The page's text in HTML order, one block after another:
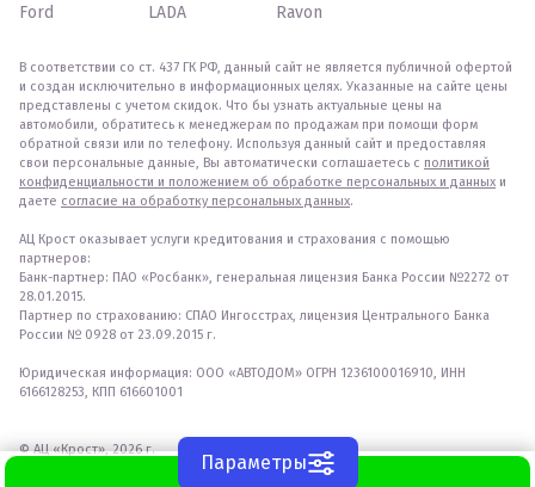
Ford
LADA
Ravon
В соответствии со ст. 437 ГК РФ, данный сайт не является публичной офертой
и создан исключительно в информационных целях. Указанные на сайте цены
представлены с учетом скидок. Что бы узнать актуальные цены на
автомобили, обратитесь к менеджерам по продажам при помощи форм
обратной связи или по телефону. Используя данный сайт и предоставляя
свои персональные данные, Вы автоматически соглашаетесь с политикой
конфиденциальности и положением об обработке персональных и данных и
даете согласие на обработку персональных данных.
АЦ Крост оказывает услуги кредитования и страхования с помощью
партнеров:
Банк-партнер: ПАО «Росбанк», генеральная лицензия Банка России №2272 от
28.01.2015.
Партнер по страхованию: СПАО Ингосстрах, лицензия Центрального Банка
России № 0928 от 23.09.2015 г.
Юридическая информация: ООО «АВТОДОМ» ОГРН 1236100016910, ИНН
6166128253, КПП 616601001
© АЦ «Крост», 2026 г.
Параметры
WhatsApp